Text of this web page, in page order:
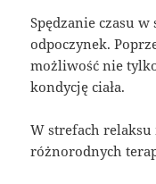
Spędzanie czasu
odpoczynek.
możliwość nie
kondycję ciała.
W strefach relaksu
różnorodnych